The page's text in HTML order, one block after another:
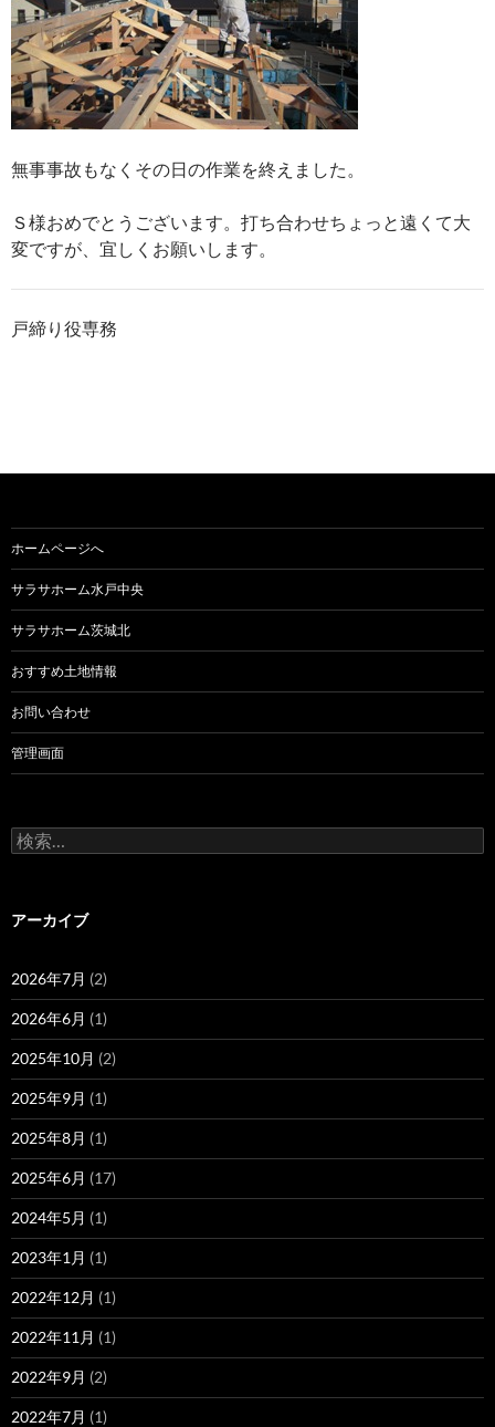
無事事故もなくその日の作業を終えました。
Ｓ様おめでとうございます。打ち合わせちょっと遠くて大
変ですが、宜しくお願いします。
戸締り役専務
ホームページへ
サラサホーム水戸中央
サラサホーム茨城北
おすすめ土地情報
お問い合わせ
管理画面
検
索:
アーカイブ
2026年7月 (2)
2026年6月 (1)
2025年10月 (2)
2025年9月 (1)
2025年8月 (1)
2025年6月 (17)
2024年5月 (1)
2023年1月 (1)
2022年12月 (1)
2022年11月 (1)
2022年9月 (2)
2022年7月 (1)